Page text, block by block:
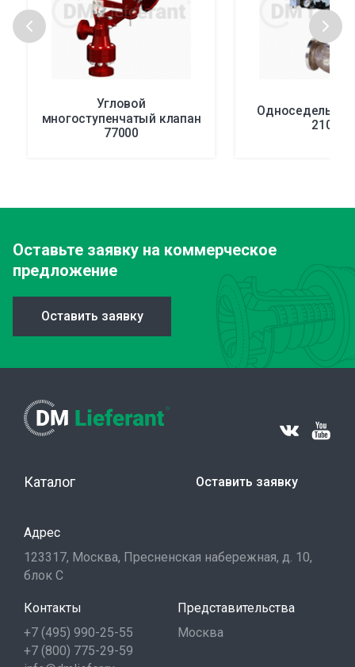
Угловой
многоступенчатый клапан
77000
21000
Оставьте заявку на коммерческое
предложение
Оставить заявку
Каталог Оставить заявку
Адрес
123317, Москва, Пресненская набережная, д. 10,
блок С
Контакты
+7 (495) 990-25-55
+7 (800) 775-29-59
Представительства
Москва